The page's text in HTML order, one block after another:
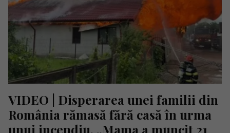
VIDEO | Disperarea unei familii din
România rămasă fără casă în urma
unui incendiu. „Mama a muncit 21